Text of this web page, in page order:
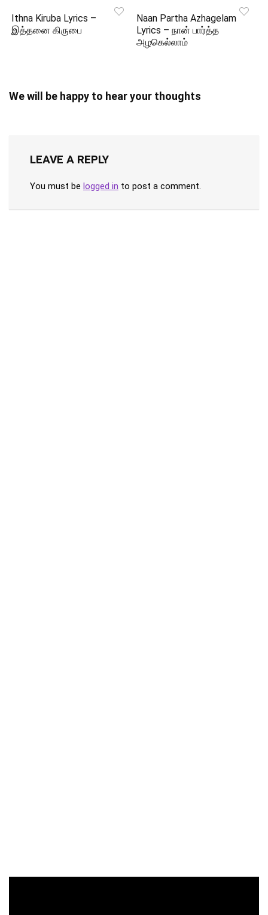
Ithna Kiruba Lyrics –
இத்தனை கிருபை
Naan Partha Azhagelam
Lyrics – நான் பார்த்த
அழகெல்லாம்
We will be happy to hear your thoughts
LEAVE A REPLY
You must be logged in to post a comment.